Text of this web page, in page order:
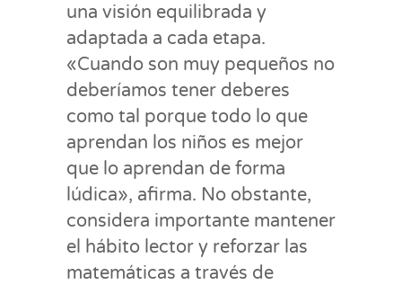
una visión equilibrada y
adaptada a cada etapa.
«Cuando son muy pequeños no
deberíamos tener deberes
como tal porque todo lo que
aprendan los niños es mejor
que lo aprendan de forma
lúdica», afirma. No obstante,
considera importante mantener
el hábito lector y reforzar las
matemáticas a través de